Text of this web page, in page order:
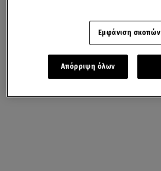
Εμφάνιση σκοπών
Απόρριψη όλων